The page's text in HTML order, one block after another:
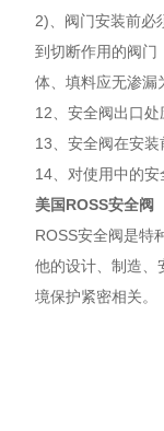
2)、阀门安装前必
到切断作用的阀门
体、填料应无渗漏
12、安全阀出口
13、安全阀在安
14、对使用中的
美国ROSS安全阀
ROSS安全阀是特
他的设计、制造、
境保护紧密相关。